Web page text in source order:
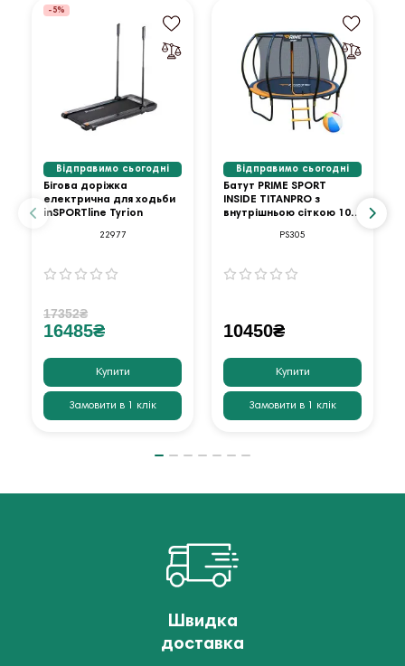
-5%
Відправимо сьогодні
Бігова доріжка
електрична для ходьби
inSPORTline Tyrion
22977
17352₴
16485₴
Купити
Замовити в 1 клік
Відправимо сьогодні
Батут PRIME SPORT
INSIDE TITANPRO з
внутрішньою сіткою 10
PS305
10450₴
Купити
Замовити в 1 клік
Швидка
доставка